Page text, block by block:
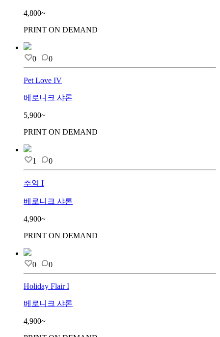
4,800~
PRINT ON DEMAND
0 0
Pet Love IV
베로니크 샤론
5,900~
PRINT ON DEMAND
1 0
추억 I
베로니크 샤론
4,900~
PRINT ON DEMAND
0 0
Holiday Flair I
베로니크 샤론
4,900~